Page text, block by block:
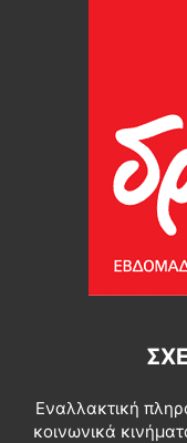
Εναλλακτική
κοινωνικά